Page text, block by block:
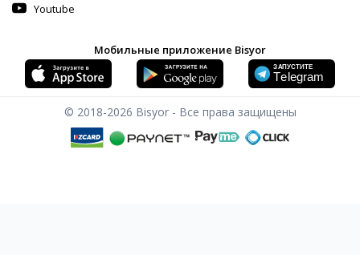
Youtube
Мобильные приложение Bisyor
© 2018-2026 Bisyor - Все права защищены